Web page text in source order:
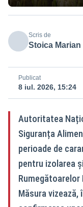
Scris de
Stoica Marian
Publicat
8 iul. 2026, 15:24
Autoritatea
Siguranța
perioade de
pentru izolarea
Măsura vizează,